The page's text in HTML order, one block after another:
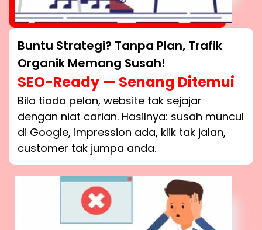
Buntu Strategi? Tanpa Plan, Trafik
Organik Memang Susah!
SEO-Ready — Senang Ditemui
Bila tiada pelan, website tak sejajar
dengan niat carian. Hasilnya: susah muncul
di Google, impression ada, klik tak jalan,
customer tak jumpa anda.